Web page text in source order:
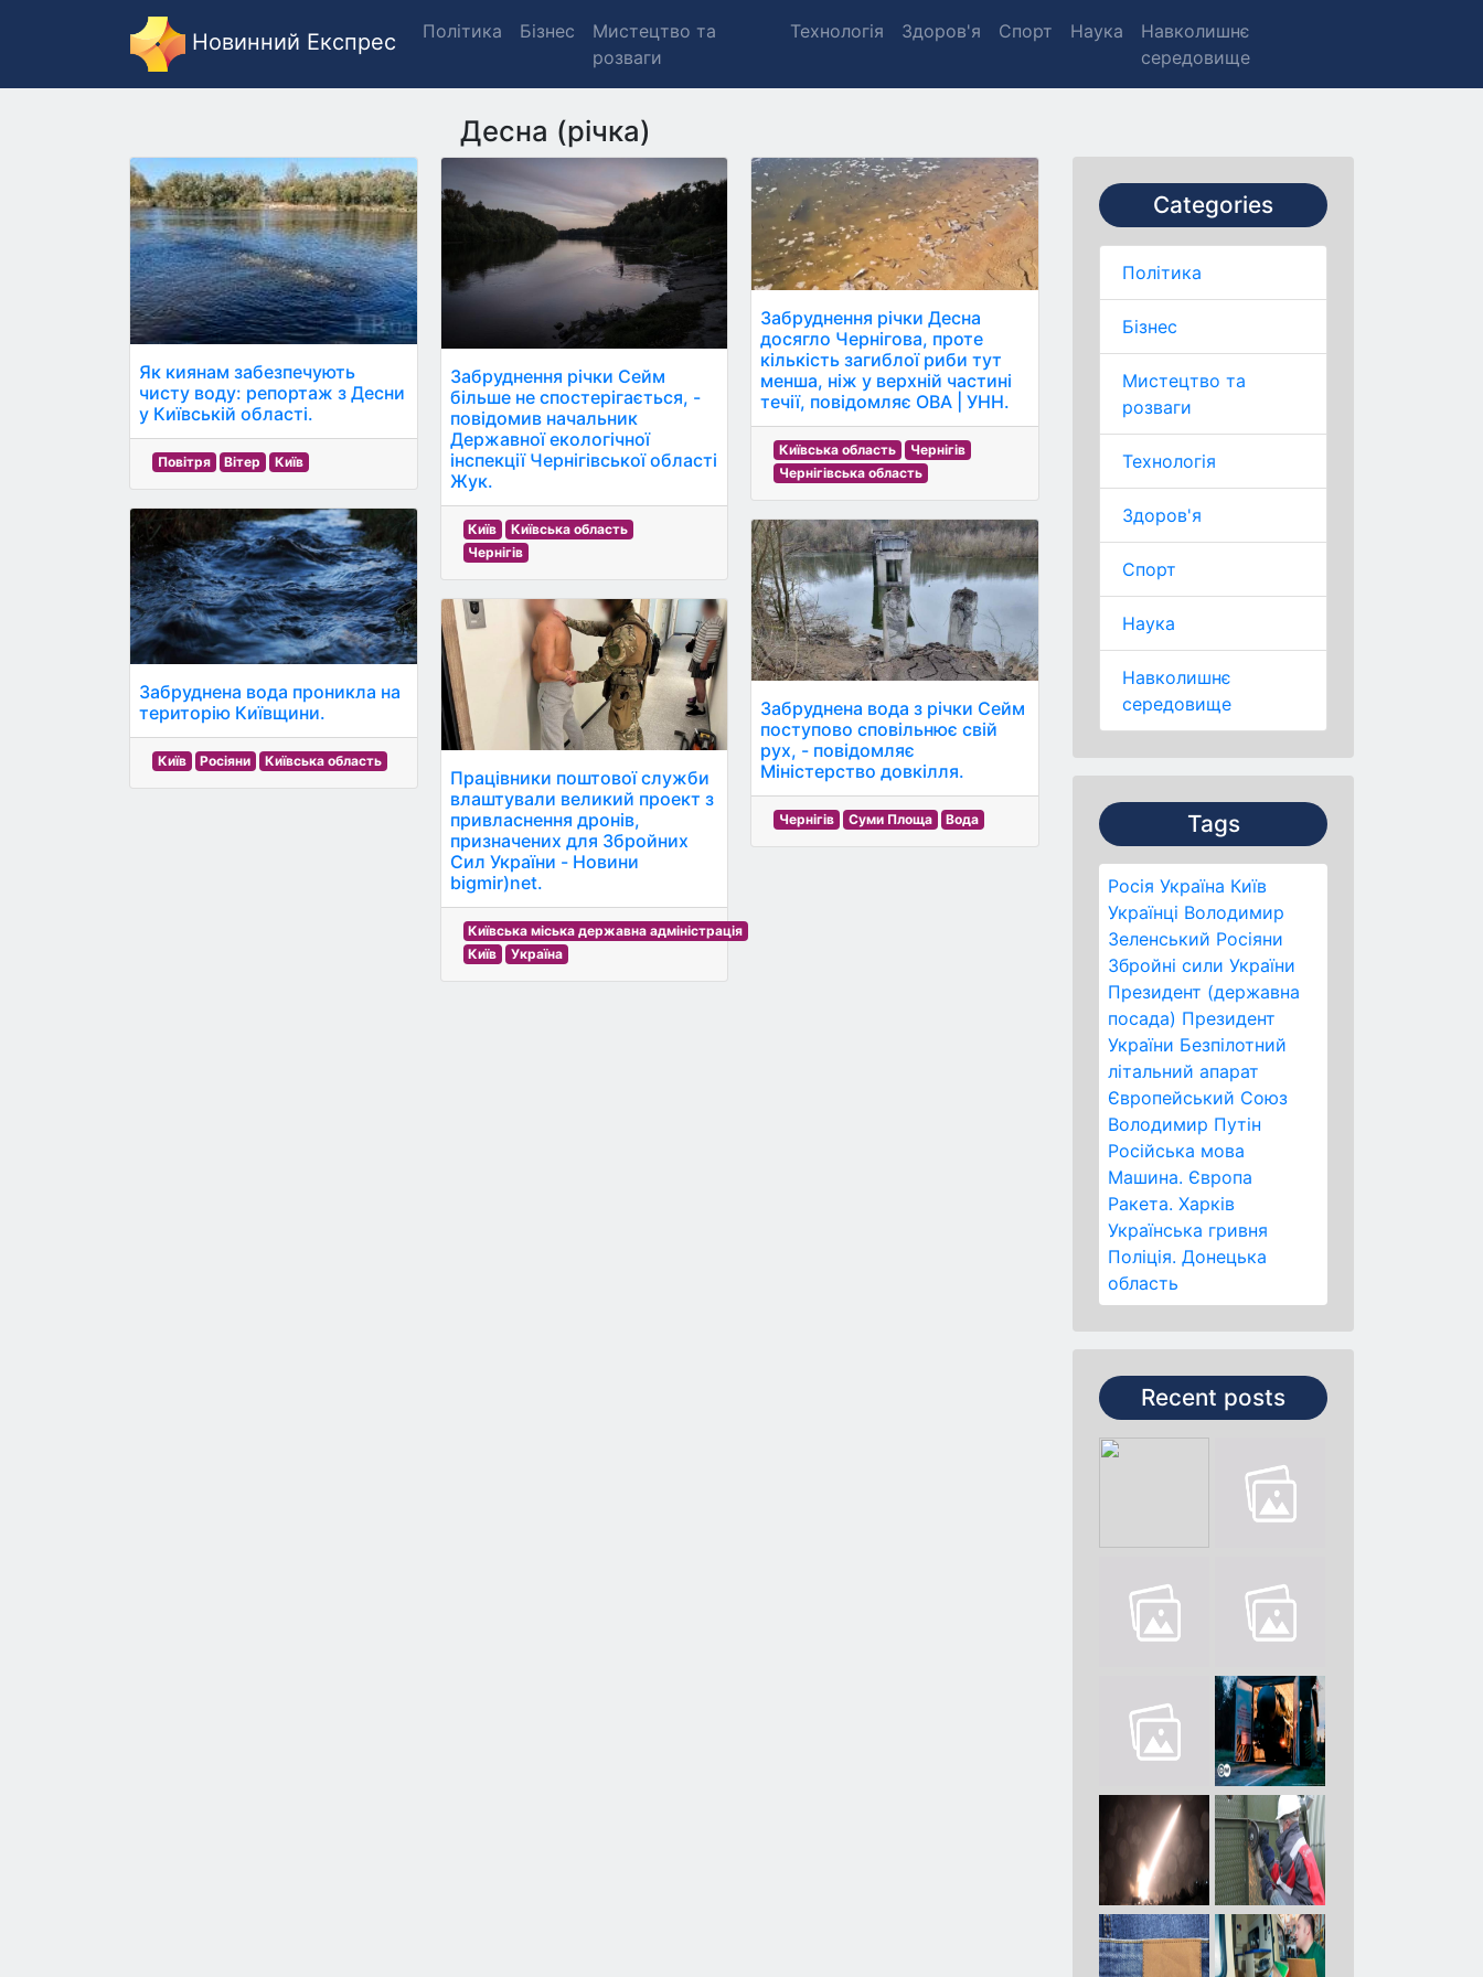
Новинний Експрес Політика Бізнес
Мистецтво та
розваги
Технологія Здоров'я Спорт Наука
Навколишнє
середовище
Десна (річка)
Categories
Політика
Бізнес
Мистецтво та
розваги
Технологія
Здоров'я
Спорт
Наука
Навколишнє
середовище
Tags
Росія Україна Київ
Українці Володимир
Зеленський Росіяни
Збройні сили України
Президент (державна
посада) Президент
України Безпілотний
літальний апарат
Європейський Союз
Володимир Путін
Російська мова
Машина. Європа
Ракета. Харків
Українська гривня
Поліція. Донецька
область
Recent posts
Як киянам забезпечують
чисту воду: репортаж з Десни
у Київській області.
Повітря Вітер Київ
Забруднена вода проникла на
територію Київщини.
Київ Росіяни Київська область
Забруднення річки Сейм
більше не спостерігається, -
повідомив начальник
Державної екологічної
інспекції Чернігівської області
Жук.
Київ
Київська область
Чернігів
Працівники поштової служби
влаштували великий проект з
привласнення дронів,
призначених для Збройних
Сил України - Новини
bigmir)net.
Київська міська державна адміністрація
Київ
Україна
Забруднення річки Десна
досягло Чернігова, проте
кількість загиблої риби тут
менша, ніж у верхній частині
течії, повідомляє ОВА | УНН.
Київська область
Чернігів
Чернігівська область
Забруднена вода з річки Сейм
поступово сповільнює свій
рух, - повідомляє
Міністерство довкілля.
Чернігів Суми Площа Вода